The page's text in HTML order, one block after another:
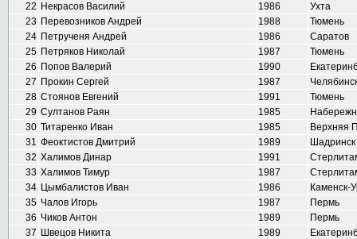
22 Некрасов Василий 1986
Ухта
23 Перевозников Андрей 1988
Тюмень
24 Петрученя Андрей 1986
Саратов
25 Петряков Николай 1987
Тюмень
26 Попов Валерий 1990
27 Прокин Сергей 1987
28 Стоянов Евгений 1991
Тюмень
29 Султанов Раян 1985
30 Титаренко Иван 1985
Верхняя
31 Феоктистов Дмитрий 1989
Шадринск
32 Халимов Динар 1991
33 Халимов Тимур 1987
34 Цымбалистов Иван 1986
Каменск-
35 Чалов Игорь 1987
Пермь
36 Чиков Антон 1989
Пермь
37 Швецов Никита 1989